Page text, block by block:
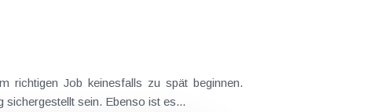
richtigen Job keinesfalls zu spät beginnen.
sein. Ebenso ist es...